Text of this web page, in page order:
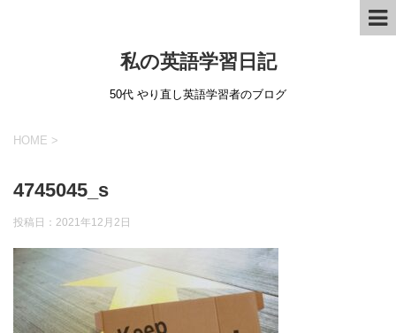
私の英語学習日記
50代 やり直し英語学習者のブログ
HOME >
4745045_s
投稿日： 2021年12月2日